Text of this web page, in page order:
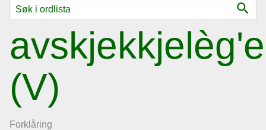
search
avskjekkjelèg'e
(V)
Forklåring
Ordliste
Om
vallemålet
Gjestebok